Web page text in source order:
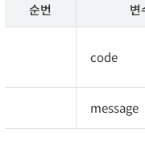
순번 변
code
message